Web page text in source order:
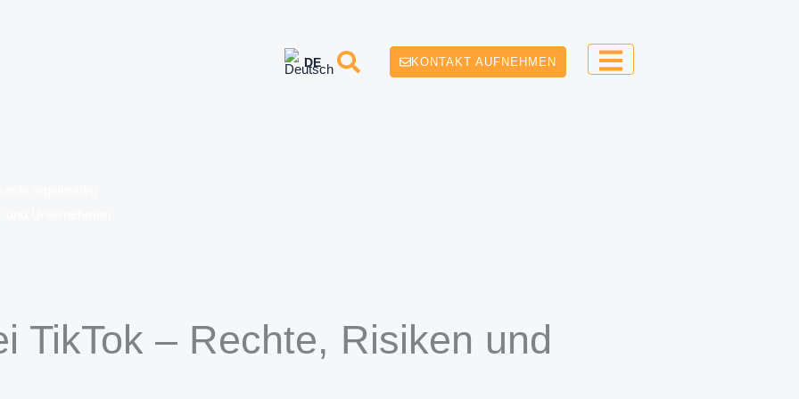
KONTAKT AUFNEHMEN
TikTok – Rechte, Risiken und